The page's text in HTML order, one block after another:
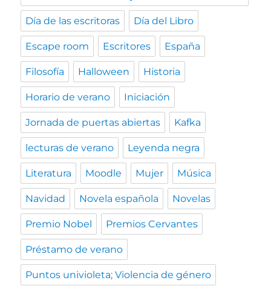
Día de las escritoras Día del Libro
Escape room Escritores España
Filosofía Halloween Historia
Horario de verano Iniciación
Jornada de puertas abiertas Kafka
lecturas de verano Leyenda negra
Literatura Moodle Mujer Música
Navidad Novela española Novelas
Premio Nobel Premios Cervantes
Préstamo de verano
Puntos univioleta; Violencia de género